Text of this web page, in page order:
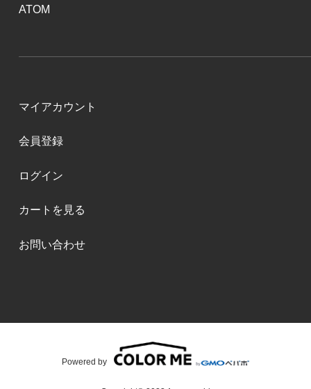
ATOM
マイアカウント
会員登録
ログイン
カートを見る
お問い合わせ
Powered by